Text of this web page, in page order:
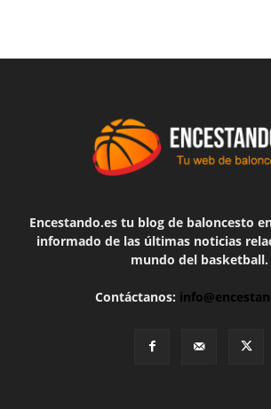
Encestando.es tu blog de baloncesto
informado de las últimas noticias
mundo del basketball.
Contáctanos: